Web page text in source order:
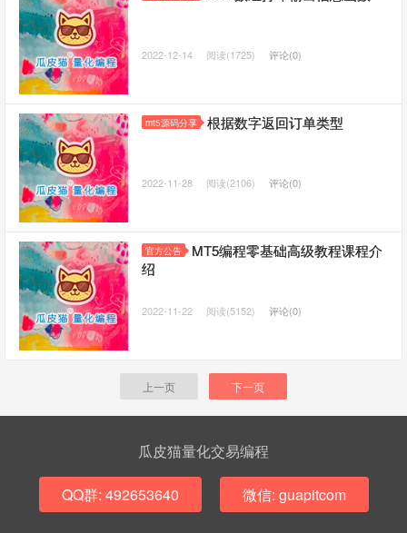
2022-12-14 阅读(1725) 评论(0)
mt5源码分享 根据数字返回订单类型
2022-11-28 阅读(2106) 评论(0)
官方公告
MT5编程零基础高级教程课程介
绍
2022-11-22 阅读(5152) 评论(0)
上一页 下一页
瓜皮猫量化交易编程
QQ群: 492653640 微信: guapitcom